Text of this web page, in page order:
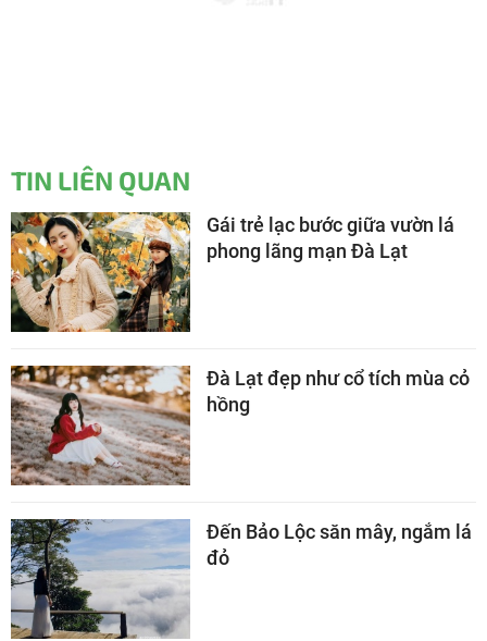
TIN LIÊN QUAN
Gái trẻ lạc bước giữa vườn lá
phong lãng mạn Đà Lạt
Đà Lạt đẹp như cổ tích mùa cỏ
hồng
Đến Bảo Lộc săn mây, ngắm lá
đỏ